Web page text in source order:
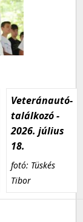
Veteránautó-
találkozó -
2026. július
18.
fotó: Tüskés
Tibor